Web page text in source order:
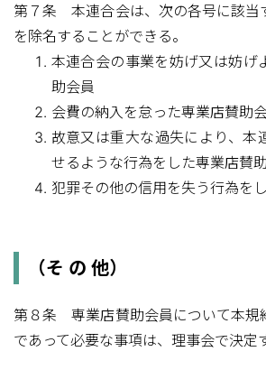
第７条 本連合会は、次の各号に該当
を除名することができる。
本連合会の事業を妨げ又は妨げ
助会員
会費の納入を怠った専業店賛助
故意又は重大な過失により、本
せるような行為をした専業店賛
犯罪その他の信用を失う行為を
（そ の 他）
第８条 専業店賛助会員について本規
であって必要な事項は、理事会で決定